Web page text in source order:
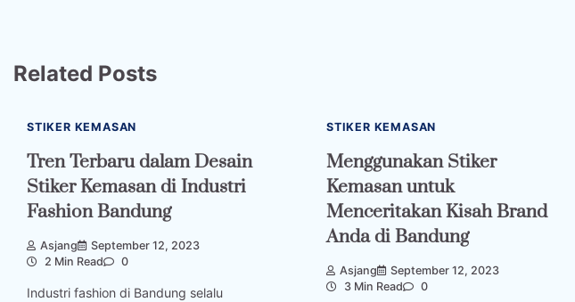
Related Posts
STIKER KEMASAN
Tren Terbaru dalam Desain
Stiker Kemasan di Industri
Fashion Bandung
Asjang
September 12, 2023
2 Min Read
0
Industri fashion di Bandung selalu
STIKER KEMASAN
Menggunakan Stiker
Kemasan untuk
Menceritakan Kisah Brand
Anda di Bandung
Asjang
September 12, 2023
3 Min Read
0